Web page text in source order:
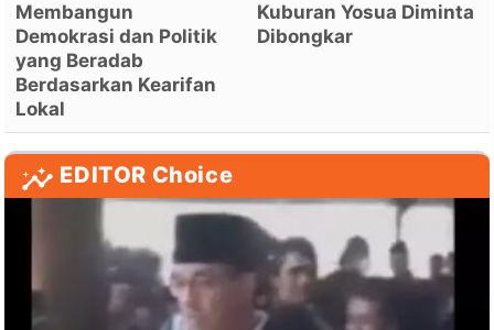
Membangun
Demokrasi dan Politik
yang Beradab
Berdasarkan Kearifan
Lokal
Kuburan Yosua Diminta
Dibongkar
EDITOR Choice